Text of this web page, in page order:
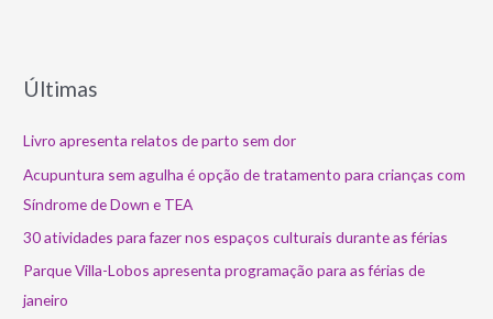
Últimas
Livro apresenta relatos de parto sem dor
Acupuntura sem agulha é opção de tratamento para crianças com
Síndrome de Down e TEA
30 atividades para fazer nos espaços culturais durante as férias
Parque Villa-Lobos apresenta programação para as férias de
janeiro